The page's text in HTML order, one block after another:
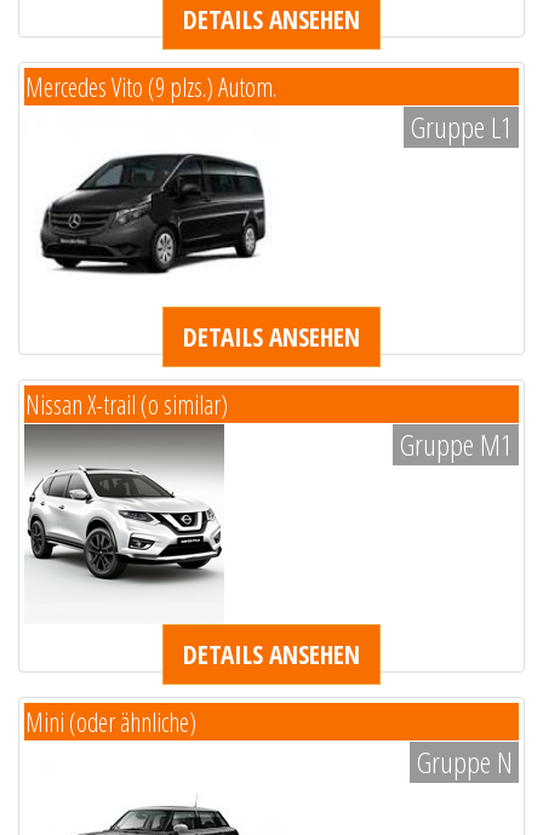
DETAILS ANSEHEN
Mercedes Vito (9 plzs.) Autom.
Gruppe L1
DETAILS ANSEHEN
Nissan X-trail (o similar)
Gruppe M1
DETAILS ANSEHEN
Mini (oder ähnliche)
Gruppe N